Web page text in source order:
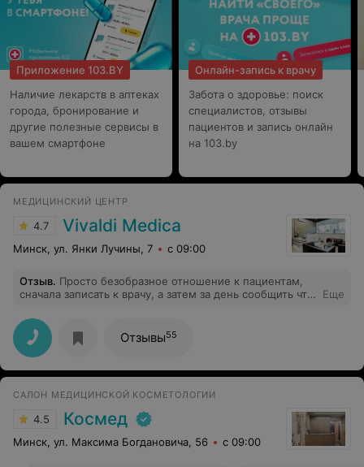
Приложение 103.BY
Наличие лекарств в аптеках
города, бронирование и
другие полезные сервисы в
вашем смартфоне
Онлайн-запись к врачу
Забота о здоровье: поиск
специалистов, отзывы
пациентов и запись онлайн
на 103.by
МЕДИЦИНСКИЙ ЦЕНТР
4.7 Vivaldi Medica
Минск, ул. Янки Лучины, 7 с 09:00
Отзыв. Просто безобразное отношение к пациентам,
сначала записать к врачу, а затем за день сообщить что
запись еще через пару дней. Спасибо за потраченное
время.
Еще
Отзывы55
САЛОН МЕДИЦИНСКОЙ КОСМЕТОЛОГИИ
4.5 Космед
Минск, ул. Максима Богдановича, 56 с 09:00